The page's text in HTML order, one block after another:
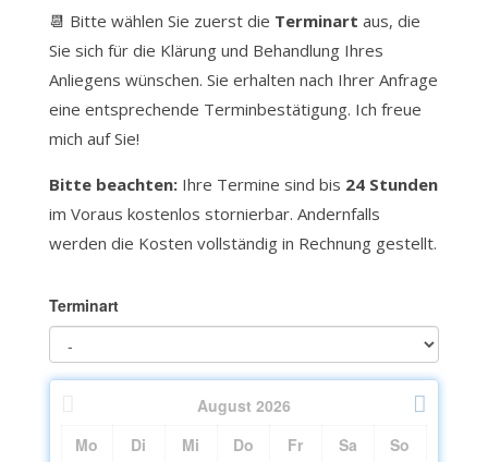
📆 Bitte wählen Sie zuerst die Terminart aus, die
Sie sich für die Klärung und Behandlung Ihres
Anliegens wünschen. Sie erhalten nach Ihrer Anfrage
eine entsprechende Terminbestätigung. Ich freue
mich auf Sie!
Bitte beachten:Ihre Termine sind bis 24 Stunden
im Voraus kostenlos stornierbar. Andernfalls
werden die Kosten vollständig in Rechnung gestellt.
Terminart
August 2026
Mo
Di Mi Do Fr Sa So